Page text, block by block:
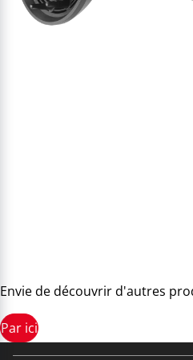
Envie de découvrir d'autres
Par ici